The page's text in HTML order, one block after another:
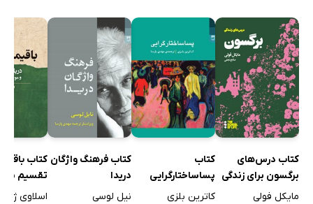
کتاب درس‌های
برگسون برای زندگی
مایکل فولی
کتاب
پساساختارگرایی
کاترین بلزی
کتاب فرهنگ واژگان
دریدا
نیل لوسی
کتاب
تقسیم
اسلاوی